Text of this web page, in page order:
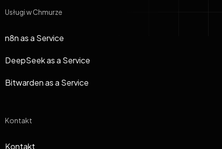
Usługi w Chmurze
n8n as a Service
DeepSeek as a Service
Bitwarden as a Service
Kontakt
Kontakt